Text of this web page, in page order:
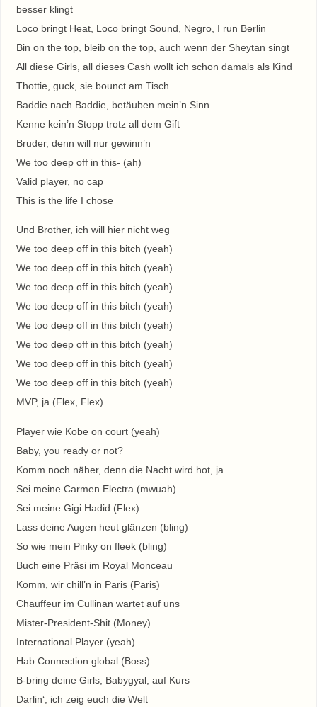
besser klingt
Loco bringt Heat, Loco bringt Sound, Negro, I run Berlin
Bin on the top, bleib on the top, auch wenn der Sheytan singt
All diese Girls, all dieses Cash wollt ich schon damals als Kind
Thottie, guck, sie bounct am Tisch
Baddie nach Baddie, betäuben mein’n Sinn
Kenne kein’n Stopp trotz all dem Gift
Bruder, denn will nur gewinn’n
We too deep off in this- (ah)
Valid player, no cap
This is the life I chose
Und Brother, ich will hier nicht weg
We too deep off in this bitch (yeah)
We too deep off in this bitch (yeah)
We too deep off in this bitch (yeah)
We too deep off in this bitch (yeah)
We too deep off in this bitch (yeah)
We too deep off in this bitch (yeah)
We too deep off in this bitch (yeah)
We too deep off in this bitch (yeah)
MVP, ja (Flex, Flex)
Player wie Kobe on court (yeah)
Baby, you ready or not?
Komm noch näher, denn die Nacht wird hot, ja
Sei meine Carmen Electra (mwuah)
Sei meine Gigi Hadid (Flex)
Lass deine Augen heut glänzen (bling)
So wie mein Pinky on fleek (bling)
Buch eine Präsi im Royal Monceau
Komm, wir chill’n in Paris (Paris)
Chauffeur im Cullinan wartet auf uns
Mister-President-Shit (Money)
International Player (yeah)
Hab Connection global (Boss)
B-bring deine Girls, Babygyal, auf Kurs
Darlin‘, ich zeig euch die Welt